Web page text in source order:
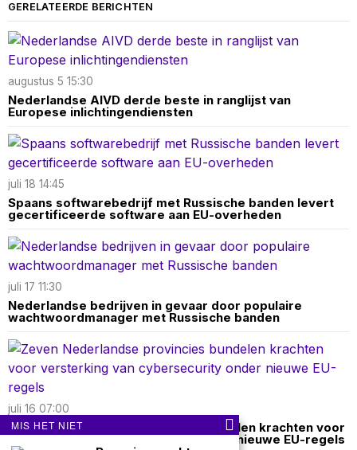
GERELATEERDE BERICHTEN
augustus 5 15:30
Nederlandse AIVD derde beste in ranglijst van
Europese inlichtingendiensten
juli 18 14:45
Spaans softwarebedrijf met Russische banden levert
gecertificeerde software aan EU-overheden
juli 17 11:30
Nederlandse bedrijven in gevaar door populaire
wachtwoordmanager met Russische banden
juli 16 07:00
Zeven Nederlandse provincies bundelen krachten voor
versterking van cybersecurity onder nieuwe EU-regels
MIS HET NIET